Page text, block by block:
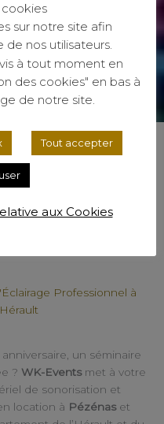
Juvignac, Sète,
Pézénas, Lunel,
La grande motte.
: Alés, Nîmes, Galargues
Professionnel à
un séminaire
? WK-Eventsmet à votre
de sonorisation et
location à Pézénas et
sur notre site afin
de nos utilisateurs.
à tout moment en
des cookies" en bas à
de notre site.
Tout accepter
aux Cookies